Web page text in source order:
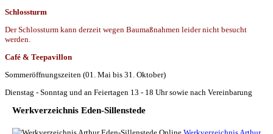
Schlossturm
Der Schlossturm kann derzeit wegen Baumaßnahmen leider nicht besucht
werden.
Café & Teepavillon
Sommeröffnungszeiten (01. Mai bis 31. Oktober)
Dienstag - Sonntag und an Feiertagen 13 - 18 Uhr sowie nach Vereinbarung
Werkverzeichnis Eden-Sillenstede